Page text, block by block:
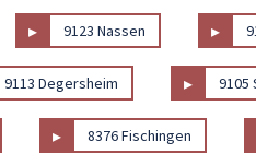
▸ 9123 Nassen ▸
9113 Degersheim ▸ 9105
▸ 8376 Fischingen